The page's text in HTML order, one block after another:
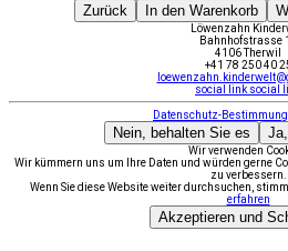
Zurück In den Warenkorb
Löwenzahn
Bahnhofstrasse
4106 Therwil
+41 78 250 40
social link social
Datenschutz-
Nein, behalten Sie es
Wir verwenden
Wir kümmern uns um Ihre Daten und würden gerne
zu verbessern.
Wenn Sie diese Website weiter durchsuchen,
erfahren
Akzeptieren und